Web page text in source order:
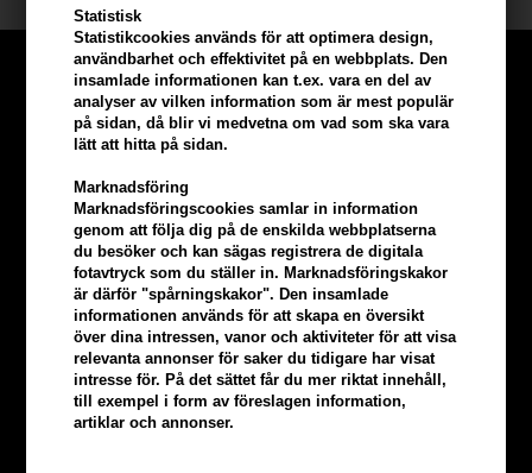
Statistisk
Statistikcookies används för att optimera design,
användbarhet och effektivitet på en webbplats. Den
insamlade informationen kan t.ex. vara en del av
analyser av vilken information som är mest populär
på sidan, då blir vi medvetna om vad som ska vara
lätt att hitta på sidan.
Marknadsföring
Marknadsföringscookies samlar in information
genom att följa dig på de enskilda webbplatserna
du besöker och kan sägas registrera de digitala
fotavtryck som du ställer in. Marknadsföringskakor
är därför "spårningskakor". Den insamlade
informationen används för att skapa en översikt
över dina intressen, vanor och aktiviteter för att visa
relevanta annonser för saker du tidigare har visat
intresse för. På det sättet får du mer riktat innehåll,
till exempel i form av föreslagen information,
artiklar och annonser.
Tjäna5% bonuspå hela din
beställning